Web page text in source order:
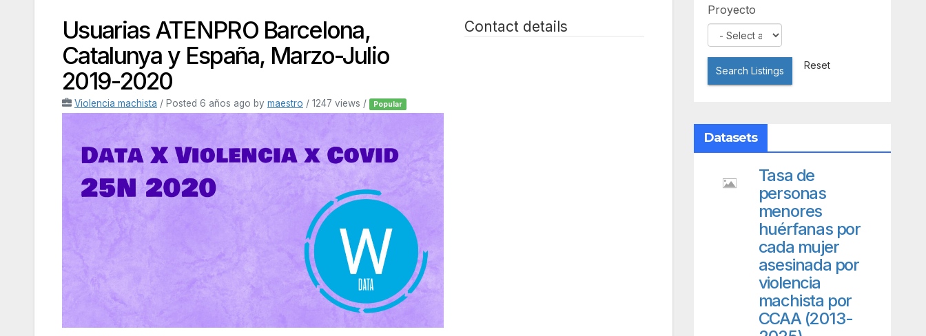
Usuarias ATENPRO Barcelona,
Catalunya y España, Marzo-Julio
2019-2020
Violencia machista / Posted 6 años ago by maestro / 1247 views / Popular
Contact details
Proyecto
Search Listings Reset
Datasets
Tasa de
personas
menores
huérfanas por
cada mujer
asesinada por
violencia
machista por
CCAA (2013-